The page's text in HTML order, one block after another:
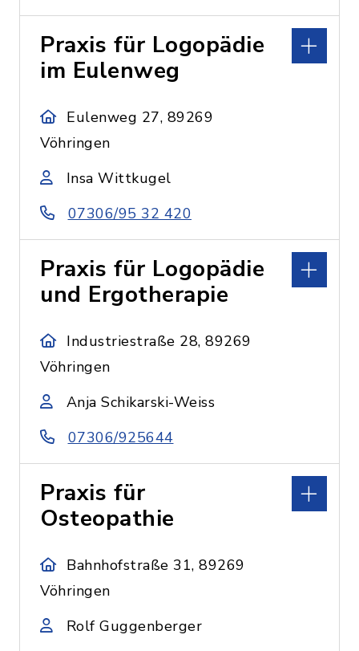
Praxis für Logopädie
im Eulenweg
Eulenweg 27, 89269
Vöhringen
Insa Wittkugel
07306/95 32 420
Praxis für Logopädie
und Ergotherapie
Industriestraße 28, 89269
Vöhringen
Anja Schikarski-Weiss
07306/925644
Praxis für
Osteopathie
Bahnhofstraße 31, 89269
Vöhringen
Rolf Guggenberger